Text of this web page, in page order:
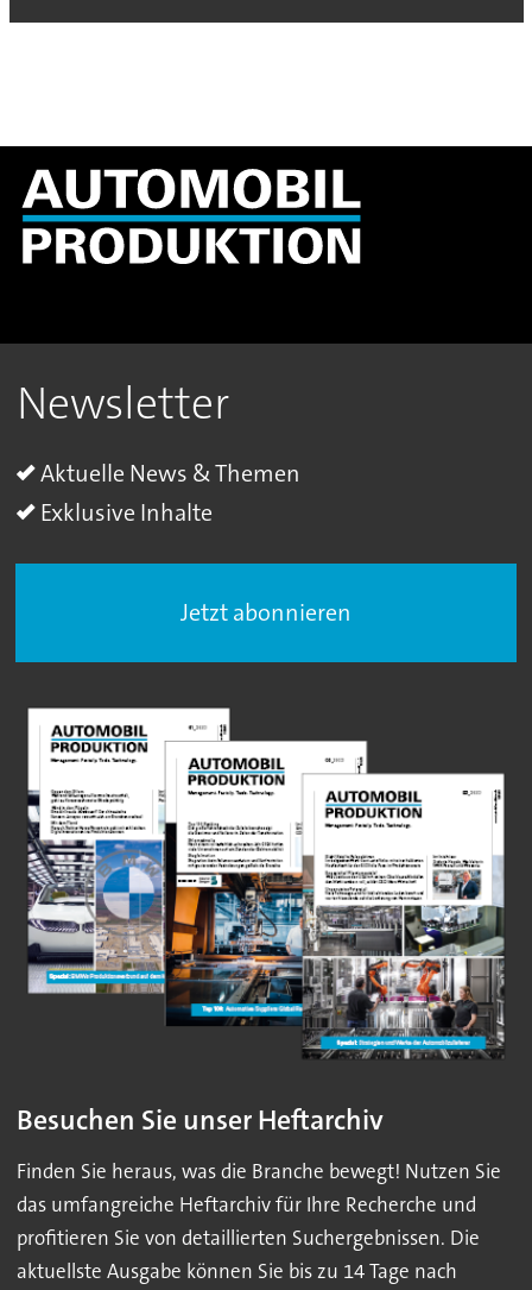
Newsletter
Aktuelle News & Themen
Exklusive Inhalte
Jetzt abonnieren
Besuchen Sie unser Heftarchiv
Finden Sie heraus, was die Branche bewegt! Nutzen Sie
das umfangreiche Heftarchiv für Ihre Recherche und
profitieren Sie von detaillierten Suchergebnissen. Die
aktuellste Ausgabe können Sie bis zu 14 Tage nach